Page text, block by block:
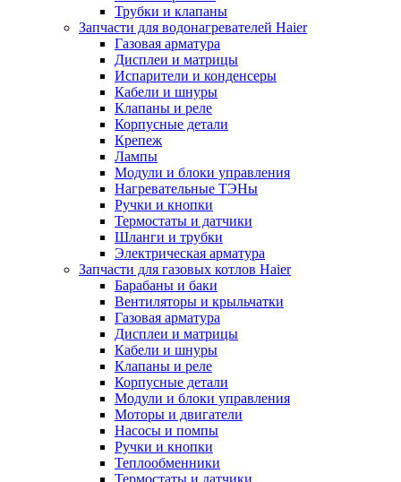
Трубки и клапаны
Запчасти для водонагревателей Haier
Газовая арматура
Дисплеи и матрицы
Испарители и конденсеры
Кабели и шнуры
Клапаны и реле
Корпусные детали
Крепеж
Лампы
Модули и блоки управления
Нагревательные ТЭНы
Ручки и кнопки
Термостаты и датчики
Шланги и трубки
Электрическая арматура
Запчасти для газовых котлов Haier
Барабаны и баки
Вентиляторы и крыльчатки
Газовая арматура
Дисплеи и матрицы
Кабели и шнуры
Клапаны и реле
Корпусные детали
Модули и блоки управления
Моторы и двигатели
Насосы и помпы
Ручки и кнопки
Теплообменники
Термостаты и датчики